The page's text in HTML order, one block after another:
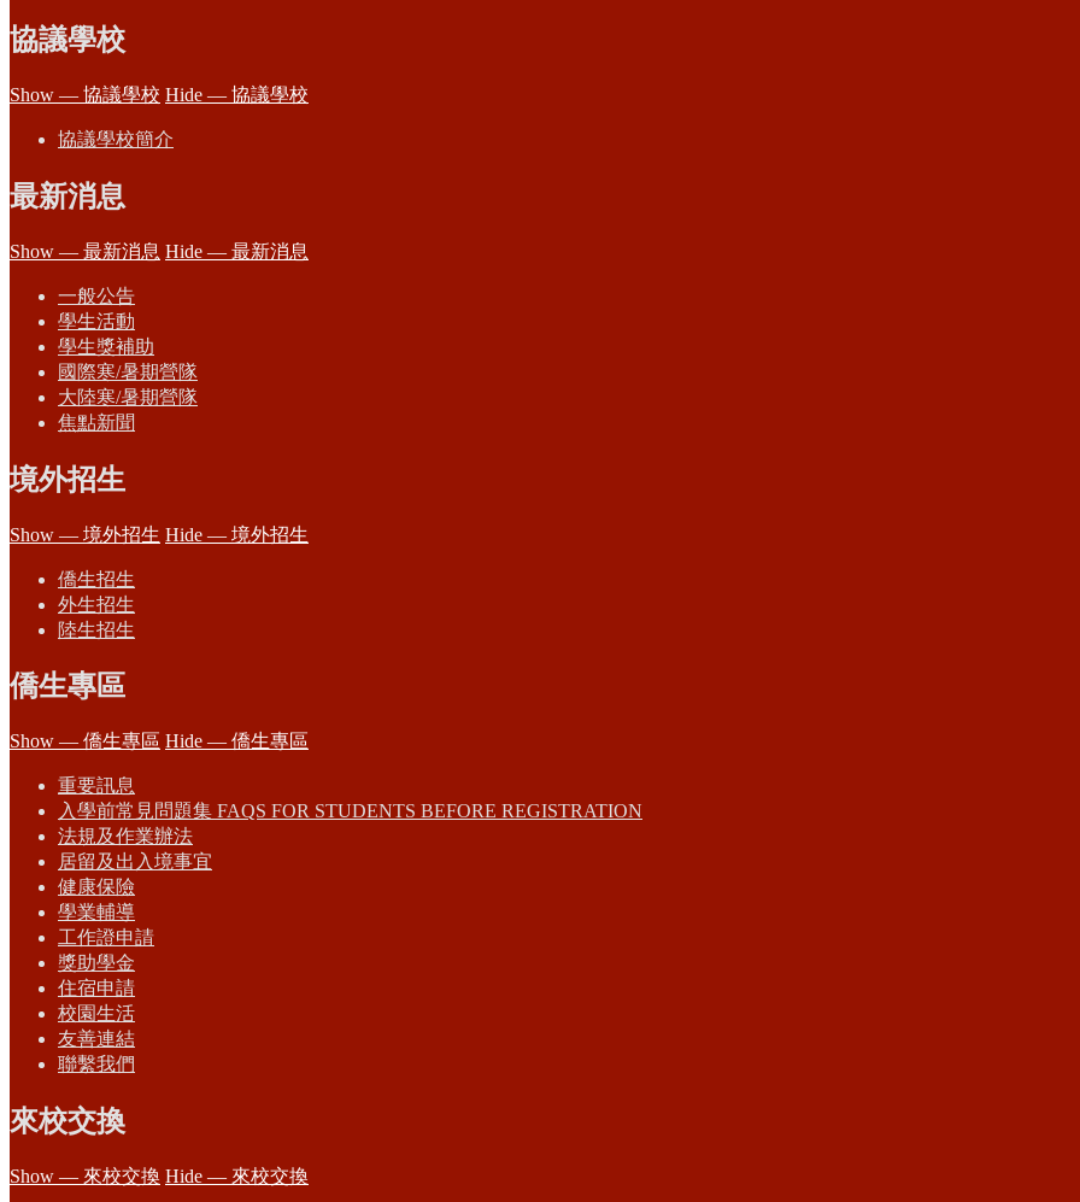
協議學校
Show — 協議學校 Hide — 協議學校
協議學校簡介
最新消息
Show — 最新消息 Hide — 最新消息
一般公告
學生活動
學生獎補助
國際寒/暑期營隊
大陸寒/暑期營隊
焦點新聞
境外招生
Show — 境外招生 Hide — 境外招生
僑生招生
外生招生
陸生招生
僑生專區
Show — 僑生專區 Hide — 僑生專區
重要訊息
入學前常見問題集 FAQS FOR STUDENTS BEFORE REGISTRATION
法規及作業辦法
居留及出入境事宜
健康保險
學業輔導
工作證申請
獎助學金
住宿申請
校園生活
友善連結
聯繫我們
來校交換
Show — 來校交換 Hide — 來校交換